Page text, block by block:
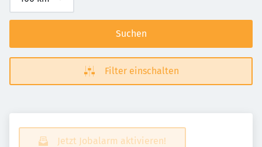
Suchen
Filter einschalten
Jetzt Jobalarm aktivieren!